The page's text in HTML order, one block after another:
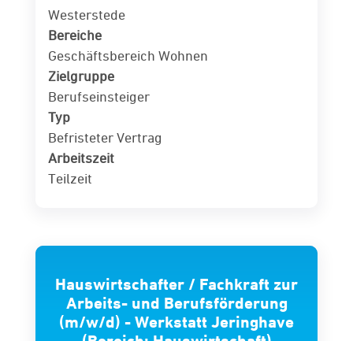
Westerstede
Bereiche
Geschäftsbereich Wohnen
Zielgruppe
Berufseinsteiger
Typ
Befristeter Vertrag
Arbeitszeit
Teilzeit
Hauswirtschafter / Fachkraft zur
Arbeits- und Berufsförderung
(m/w/d) - Werkstatt Jeringhave